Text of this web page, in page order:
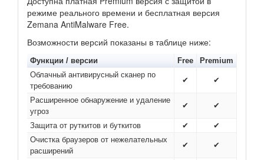
режиме реального времени и бесплатная версия
Zemana AntiMalware Free.
Возможности версий показаны в таблице ниже:
Функции / версии Free
Premium
Облачный антивирусный сканер по
требованию
✔ ✔
Расширенное обнаружение и удаление
угроз
✔ ✔
Защита от руткитов и буткитов ✔
✔
Очистка браузеров от нежелательных
расширений
✔ ✔